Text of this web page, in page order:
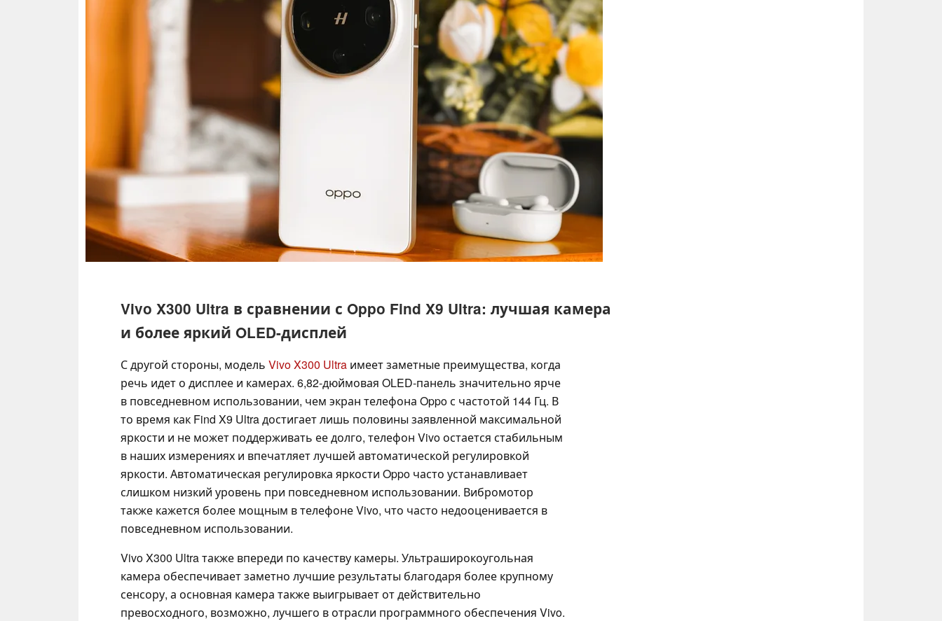
Vivo X300 Ultra в сравнении с Oppo Find X9 Ultra: лучшая камера
и более яркий OLED-дисплей
С другой стороны, модель Vivo X300 Ultra имеет заметные преимущества, когда
речь идет о дисплее и камерах. 6,82-дюймовая OLED-панель значительно ярче
в повседневном использовании, чем экран телефона Oppo с частотой 144 Гц. В
то время как Find X9 Ultra достигает лишь половины заявленной максимальной
яркости и не может поддерживать ее долго, телефон Vivo остается стабильным
в наших измерениях и впечатляет лучшей автоматической регулировкой
яркости. Автоматическая регулировка яркости Oppo часто устанавливает
слишком низкий уровень при повседневном использовании. Вибромотор
также кажется более мощным в телефоне Vivo, что часто недооценивается в
повседневном использовании.
Vivo X300 Ultra также впереди по качеству камеры. Ультраширокоугольная
камера обеспечивает заметно лучшие результаты благодаря более крупному
сенсору, а основная камера также выигрывает от действительно
превосходного, возможно, лучшего в отрасли программного обеспечения Vivo.